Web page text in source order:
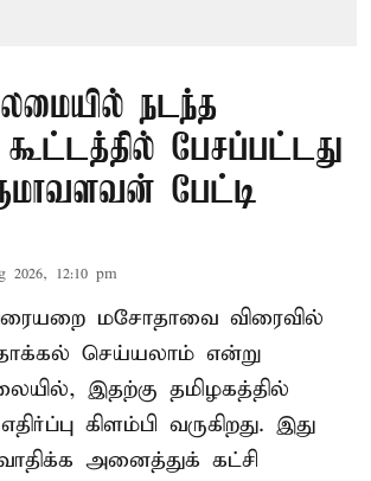
நடந்த
பேசப்பட்டது
பேட்டி
2026, 12:10 pm
மசோதாவை விரைவில்
செய்யலாம் என்று
இதற்கு தமிழகத்தில்
கிளம்பி வருகிறது. இது
அனைத்துக் கட்சி